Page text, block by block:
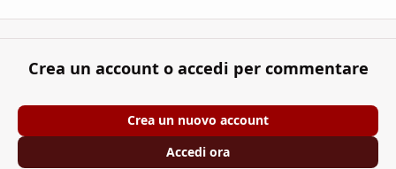
Crea un account o accedi per commentare
Crea un nuovo account
Accedi ora